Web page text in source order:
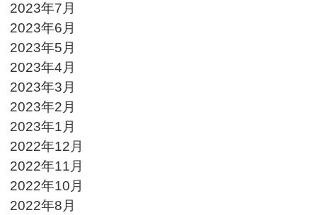
2023年7月
2023年6月
2023年5月
2023年4月
2023年3月
2023年2月
2023年1月
2022年12月
2022年11月
2022年10月
2022年8月